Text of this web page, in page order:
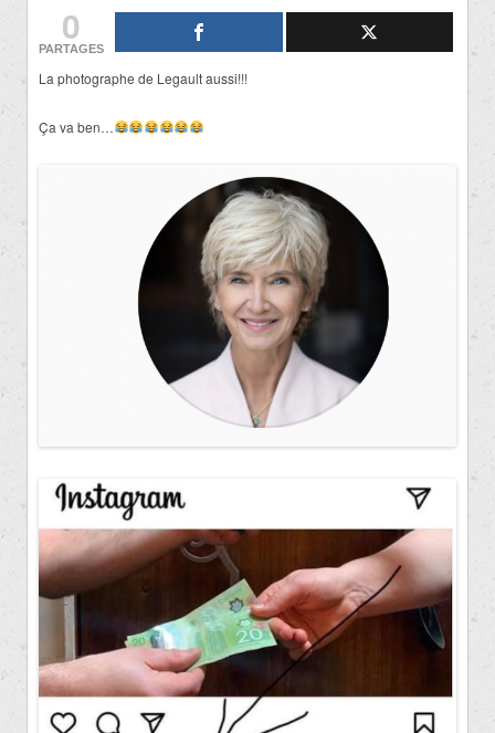
0
PARTAGES
La photographe de Legault aussi!!!
Ça va ben…